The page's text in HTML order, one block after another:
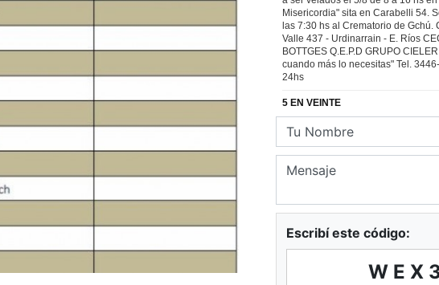
Escribí este código: